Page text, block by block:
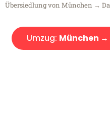
Übersiedlung von München →
Umzug: München